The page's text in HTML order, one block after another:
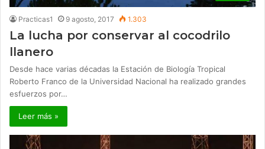
Practicas1 9 agosto, 2017 1.303
La lucha por conservar al cocodrilo
llanero
Desde hace varias décadas la Estación de Biología Tropical
Roberto Franco de la Universidad Nacional ha realizado grandes
esfuerzos por…
Leer más »